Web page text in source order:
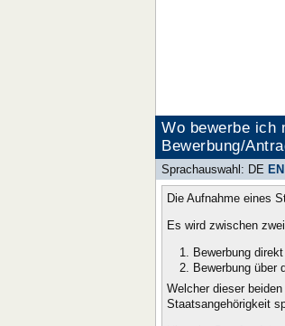
Wo bewerbe ich
Bewerbung/
Sprachauswahl: DE EN
Die Aufnahme eines
Es wird zwischen
Bewerbung
Bewerbung über
Welcher dieser
Staatsangehörigkeit